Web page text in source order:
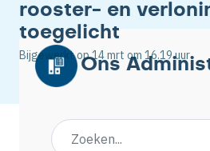
rooster- en
toegelicht
Bijgewerkt op14 mrt om 16.19 uur
Ons